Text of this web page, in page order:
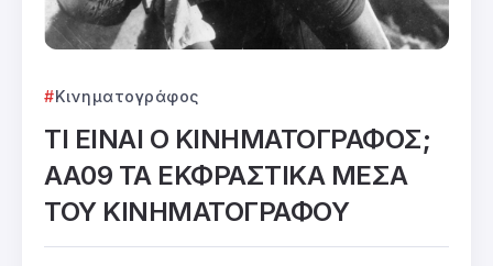
Κινηματογράφος
ΤΙ ΕΙΝΑΙ Ο ΚΙΝΗΜΑΤΟΓΡΑΦΟΣ;
ΑΑ09 ΤΑ ΕΚΦΡΑΣΤΙΚΑ ΜΕΣΑ
ΤΟΥ ΚΙΝΗΜΑΤΟΓΡΑΦΟΥ